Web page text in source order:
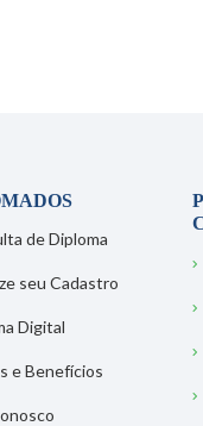
de Diploma
seu Cadastro
Digital
e Benefícios